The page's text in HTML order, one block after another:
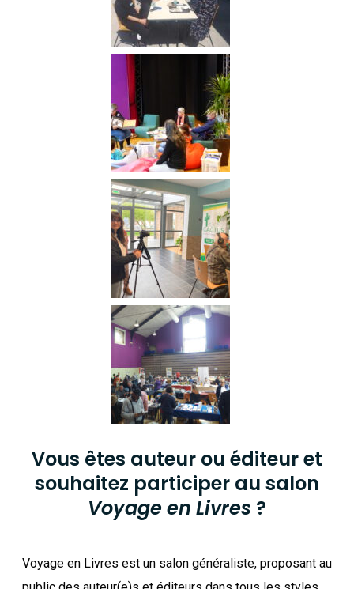
Vous êtes auteur ou éditeur et
souhaitez participer au salon
Voyage en Livres ?
Voyage en Livres est un salon généraliste, proposant au